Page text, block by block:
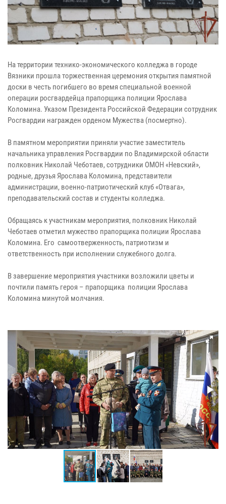
На территории технико-экономического колледжа в городе
Вязники прошла торжественная церемония открытия памятной
доски в честь погибшего во время специальной военной
операции росгвардейца прапорщика полиции Ярослава
Коломина. Указом Президента Российской Федерации сотрудник
Росгвардии награжден орденом Мужества (посмертно).
В памятном мероприятии приняли участие заместитель
начальника управления Росгвардии по Владимирской области
полковник Николай Чеботаев, сотрудники ОМОН «Невский»,
родные, друзья Ярослава Коломина, представители
администрации, военно-патриотический клуб «Отвага»,
преподавательский состав и студенты колледжа.
Обращаясь к участникам мероприятия, полковник Николай
Чеботаев отметил мужество прапорщика полиции Ярослава
Коломина. Его самоотверженность, патриотизм и
ответственность при исполнении служебного долга.
В завершение мероприятия участники возложили цветы и
почтили память героя – прапорщика полиции Ярослава
Коломина минутой молчания.